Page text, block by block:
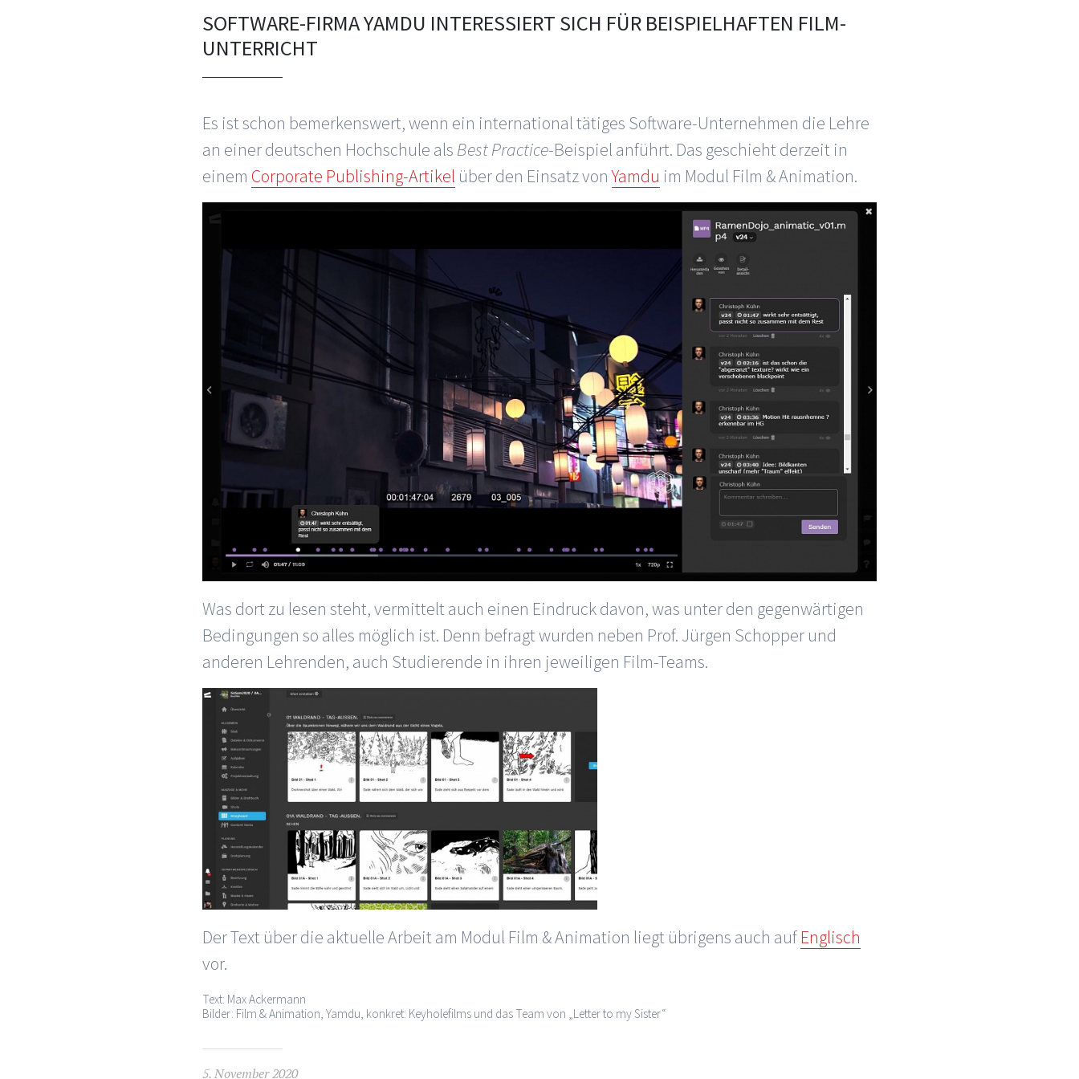
SOFTWARE-FIRMA YAMDU INTERESSIERT SICH FÜR BEISPIELHAFTEN FILM-
UNTERRICHT
Es ist schon bemerkenswert, wenn ein international tätiges Software-Unternehmen die Lehre
an einer deutschen Hochschule als Best Practice-Beispiel anführt. Das geschieht derzeit in
einem Corporate Publishing-Artikel über den Einsatz vonYamdu im Modul Film & Animation.
Was dort zu lesen steht, vermittelt auch einen Eindruck davon, was unter den gegenwärtigen
Bedingungen so alles möglich ist. Denn befragt wurden neben Prof. Jürgen Schopper und
anderen Lehrenden, auch Studierende in ihren jeweiligen Film-Teams.
Der Text über die aktuelle Arbeit am Modul Film & Animation liegt übrigens auch auf Englisch
vor.
Text: Max Ackermann
Bilder: Film & Animation, Yamdu, konkret: Keyholefilms und das Team von „Letter to my Sister“
5. November 2020